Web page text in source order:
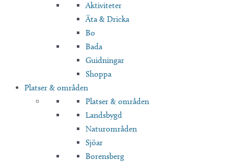
Aktiviteter
Äta & Dricka
Bo
Bada
Guidningar
Shoppa
Platser & områden
Platser & områden
Landsbygd
Naturområden
Sjöar
Borensberg